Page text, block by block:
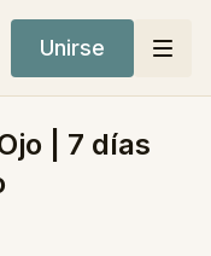
Unirse
| 7 días